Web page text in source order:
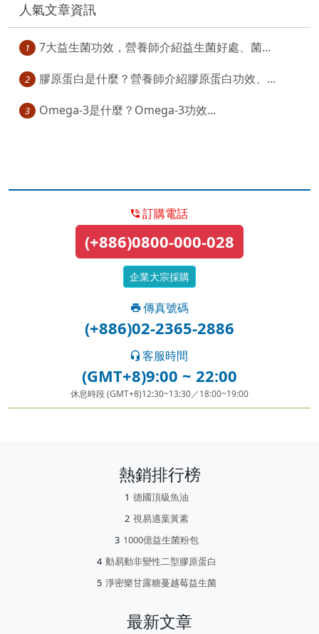
人氣文章資訊
1 7大益生菌功效，營養師介紹益生菌好處、菌...
2 膠原蛋白是什麼？營養師介紹膠原蛋白功效、...
3 Omega-3是什麼？Omega-3功效...
訂購電話
(+886)0800-000-028
企業大宗採購
傳真號碼
(+886)02-2365-2886
客服時間
(GMT+8)9:00 ~ 22:00
休息時段 (GMT+8)12:30~13:30／18:00~19:00
熱銷排行榜
德國頂級魚油
視易適葉黃素
1000億益生菌粉包
動易動非變性二型膠原蛋白
淨密樂甘露糖蔓越莓益生菌
最新文章